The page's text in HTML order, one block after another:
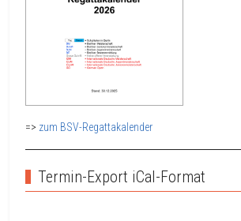
=> zum BSV-Regattakalender
Termin-Export iCal-Format